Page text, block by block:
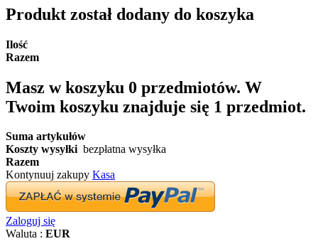
Produkt został dodany do koszyka
Ilość
Razem
Masz w koszyku 0 przedmiotów. W
Twoim koszyku znajduje się 1 przedmiot.
Suma artykułów
Koszty wysyłki bezpłatna wysyłka
Razem
Kontynuuj zakupy Kasa
Zaloguj się
Waluta : EUR